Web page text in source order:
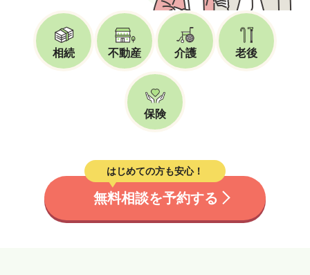
相続 不動産 介護 老後
保険
はじめての方も安心！
無料相談を予約する